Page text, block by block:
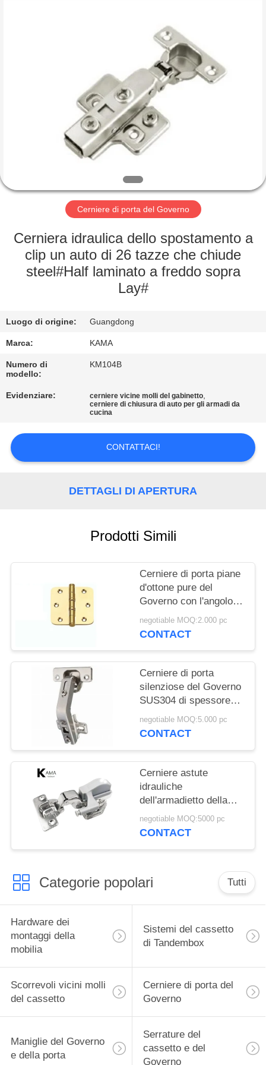
PRODOTTI
GIRO
FABBRICA
CONTROLLO
CONTATTICI
UNA
MAPPA
POLICY
Cerniere di porta del Governo
Cerniera idraulica dello spostamento a
clip un auto di 26 tazze che chiude
steel#Half laminato a freddo sopra
Lay#
Luogo di origine: Guangdong
Marca: KAMA
Numero di
modello:
KM104B
Evidenziare: cerniere vicine molli del gabinetto,
cerniere di chiusura di auto per gli armadi da
cucina
CONTATTACI!
DETTAGLI DI APERTURA
Prodotti Simili
Cerniere di porta piane
d'ottone pure del
Governo con l'angolo
rotondo e 3" con
cuscinetto a sfera/4"
negotiable MOQ:2.000 pc
CONTACT
Cerniere di porta
silenziose del Governo
SUS304 di spessore
3.0mm BSN
negotiable MOQ:5.000 pc
CONTACT
Cerniere astute
idrauliche
dell'armadietto della
cucina di tocco delle
cerniere di porta del
negotiable MOQ:5000 pc
CONTACT
Categorie popolari Tutti
Hardware dei
montaggi della
mobilia
Sistemi del cassetto
di Tandembox
Scorrevoli vicini molli
del cassetto
Cerniere di porta del
Governo
Maniglie del Governo
e della porta
Serrature del
cassetto e del
Governo